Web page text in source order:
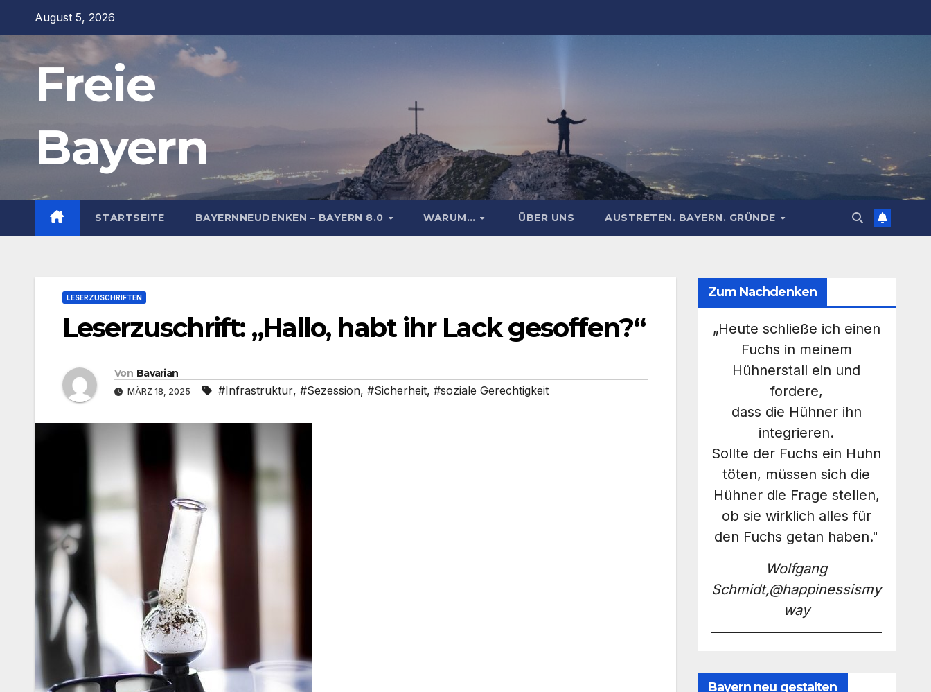
springen
August 5, 2026
Freie
Bayern
STARTSEITE BAYERNNEUDENKEN – BAYERN 8.0 WARUM… ÜBER UNS AUSTRETEN. BAYERN. GRÜNDE
LESERZUSCHRIFTEN
Leserzuschrift: „Hallo, habt ihr Lack gesoffen?“
Von Bavarian
MÄRZ 18, 2025 #Infrastruktur, #Sezession, #Sicherheit, #soziale Gerechtigkeit
Zum Nachdenken
„Heute schließe ich einen
Fuchs in meinem
Hühnerstall ein und
fordere,
dass die Hühner ihn
integrieren.
Sollte der Fuchs ein Huhn
töten, müssen sich die
Hühner die Frage stellen,
ob sie wirklich alles für
den Fuchs getan haben."
Wolfgang
Schmidt,@happinessismy
way
Bayern neu gestalten